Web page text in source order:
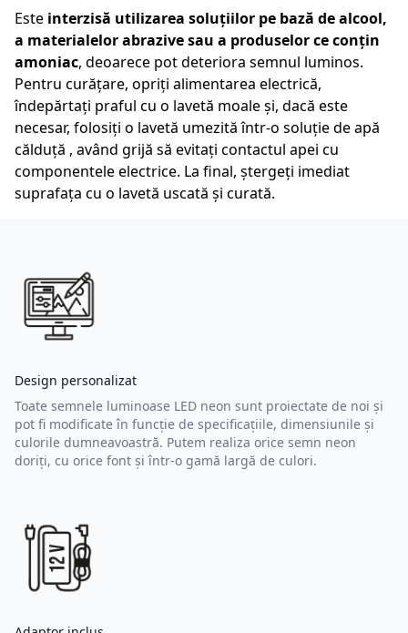
Este interzisă utilizarea soluțiilor pe bază de alcool,
a materialelor abrazive sau a produselor ce conțin
amoniac, deoarece pot deteriora semnul luminos.
Pentru curățare, opriți alimentarea electrică,
îndepărtați praful cu o lavetă moale și, dacă este
necesar, folosiți o lavetă umezită într-o soluție de apă
călduță , având grijă să evitați contactul apei cu
componentele electrice. La final, ștergeți imediat
suprafața cu o lavetă uscată și curată.
Design personalizat
Toate semnele luminoase LED neon sunt proiectate de noi și
pot fi modificate în funcție de specificațiile, dimensiunile și
culorile dumneavoastră. Putem realiza orice semn neon
doriți, cu orice font și într-o gamă largă de culori.